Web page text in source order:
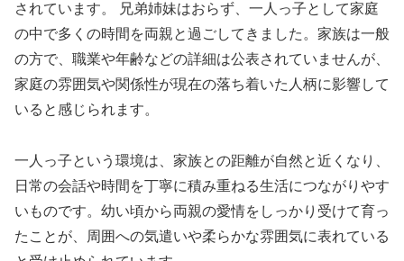
されています。 兄弟姉妹はおらず、一人っ子として家庭
の中で多くの時間を両親と過ごしてきました。家族は一般
の方で、職業や年齢などの詳細は公表されていませんが、
家庭の雰囲気や関係性が現在の落ち着いた人柄に影響して
いると感じられます。
一人っ子という環境は、家族との距離が自然と近くなり、
日常の会話や時間を丁寧に積み重ねる生活につながりやす
いものです。幼い頃から両親の愛情をしっかり受けて育っ
たことが、周囲への気遣いや柔らかな雰囲気に表れている